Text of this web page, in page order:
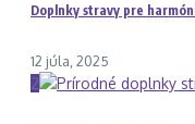
Doplnky stravy pre
12 júla, 2025
2